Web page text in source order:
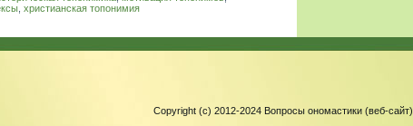
христианская топонимия
Copyright (c) 2012-2024 Вопросы ономастики (веб-сайт)